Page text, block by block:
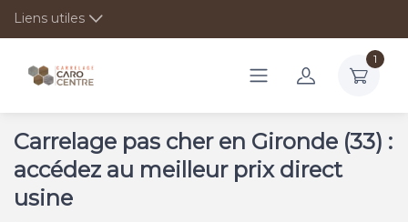
Liens utiles
1
Carrelage pas cher en Gironde (33) :
accédez au meilleur prix direct
usine